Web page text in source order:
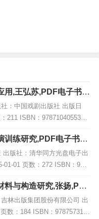
用,王弘苏,PDF电子书下
：中国戏剧出版社 出版日
211 ISBN：9787104055334
高清扫描版PDF格式] 内容简
训练研究,PDF电子书下
版社：清华同方光盘电子出
01-01 页数：272 ISBN：978
小：232MB [高清扫描版PDF
料与构造研究,张扬,PDF
林出版集团股份有限公司 出
数：184 ISBN：978757315